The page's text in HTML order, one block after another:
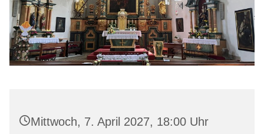
Mittwoch, 7. April 2027, 18:00 Uhr